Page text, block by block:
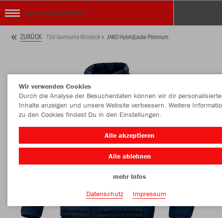
TSV Germania Windeck
ZURÜCK TSV Germania Windeck JAKO Hybridjacke Premium
Wir verwenden Cookies
Durch die Analyse der Besucherdaten können wir dir personalisierte
Inhalte anzeigen und unsere Website verbessern. Weitere
zu den Cookies findest Du in den Einstellungen.
Alle akzeptieren
Alle ablehnen
mehr Infos
Datenschutz
Impressum